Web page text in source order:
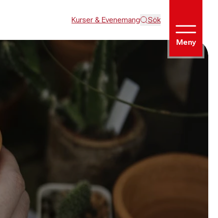
Kurser & Evenemang Sök
Meny